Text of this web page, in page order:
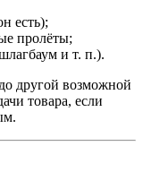
есть);
пролёты;
и т. п.).
другой возможной
товара, если